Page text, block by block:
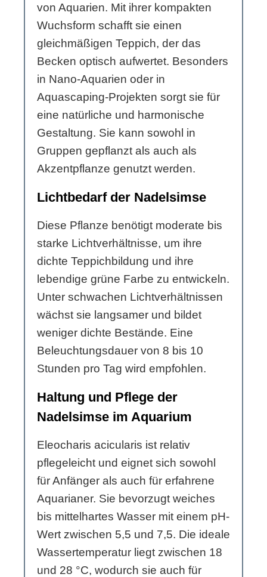
von Aquarien. Mit ihrer kompakten
Wuchsform schafft sie einen
gleichmäßigen Teppich, der das
Becken optisch aufwertet. Besonders
in Nano-Aquarien oder in
Aquascaping-Projekten sorgt sie für
eine natürliche und harmonische
Gestaltung. Sie kann sowohl in
Gruppen gepflanzt als auch als
Akzentpflanze genutzt werden.
Lichtbedarf der Nadelsimse
Diese Pflanze benötigt moderate bis
starke Lichtverhältnisse, um ihre
dichte Teppichbildung und ihre
lebendige grüne Farbe zu entwickeln.
Unter schwachen Lichtverhältnissen
wächst sie langsamer und bildet
weniger dichte Bestände. Eine
Beleuchtungsdauer von 8 bis 10
Stunden pro Tag wird empfohlen.
Haltung und Pflege der
Nadelsimse im Aquarium
Eleocharis acicularis ist relativ
pflegeleicht und eignet sich sowohl
für Anfänger als auch für erfahrene
Aquarianer. Sie bevorzugt weiches
bis mittelhartes Wasser mit einem pH-
Wert zwischen 5,5 und 7,5. Die ideale
Wassertemperatur liegt zwischen 18
und 28 °C, wodurch sie auch für